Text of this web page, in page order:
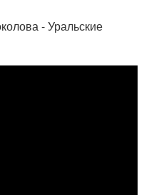
- Уральские